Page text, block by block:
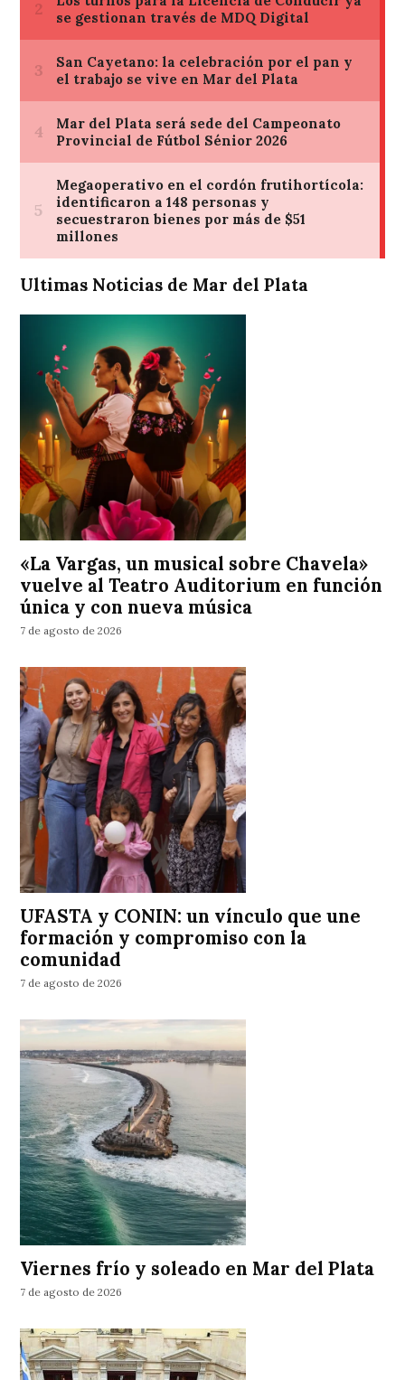
Ultimas Noticias de Mar del Plata
«La Vargas, un musical sobre Chavela»
vuelve al Teatro Auditorium en función
única y con nueva música
7 de agosto de 2026
UFASTA y CONIN: un vínculo que une
formación y compromiso con la
comunidad
7 de agosto de 2026
Viernes frío y soleado en Mar del Plata
7 de agosto de 2026